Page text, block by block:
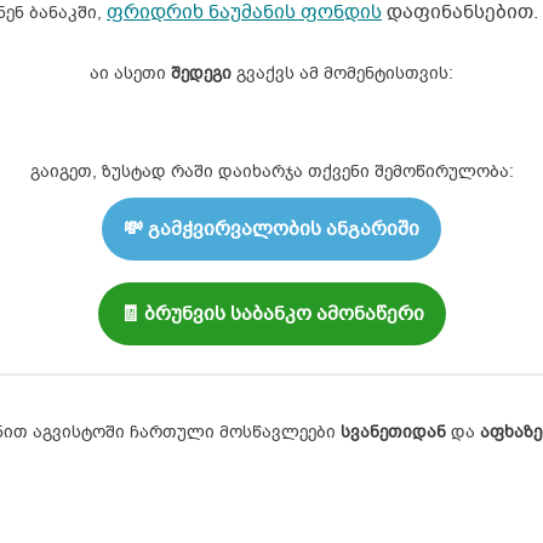
ბანაკში, ფრიდრიხ ნაუმანის ფონდისდაფინანსებით.
აი ასეთი შედეგი გვაქვს ამ მომენტისთვის:
გაიგეთ, ზუსტად რაში დაიხარჯა თქვენი შემოწირულობა:
💸 გამჭვირვალობის ანგარიში
🧾 ბრუნვის საბანკო ამონაწერი
აგვისტოში ჩართული მოსწავლეები სვანეთიდან და